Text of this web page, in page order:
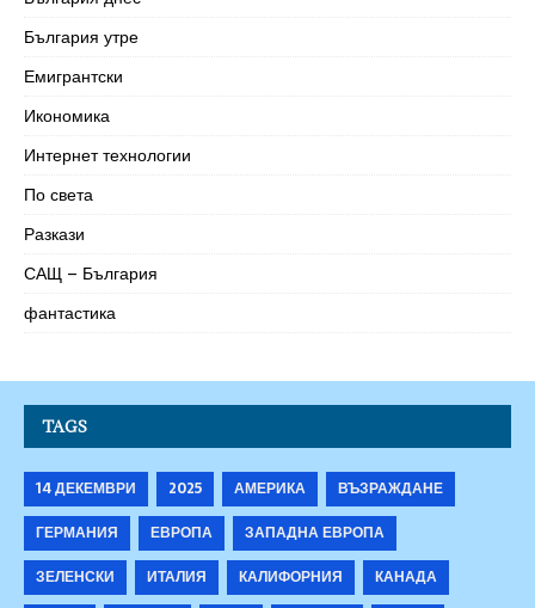
България утре
Емигрантски
Икономика
Интернет технологии
По света
Разкази
САЩ – България
фантастика
TAGS
14 ДЕКЕМВРИ 2025 АМЕРИКА
ВЪЗРАЖДАНЕ
ГЕРМАНИЯ
ЕВРОПА
ЗАПАДНА ЕВРОПА
ЗЕЛЕНСКИ
ИТАЛИЯ КАЛИФОРНИЯ
КАНАДА